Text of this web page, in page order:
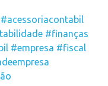
#acessoriacontabil
#finanças
#empresa #fiscal